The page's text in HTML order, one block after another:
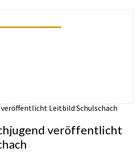
veröffentlicht Leitbild Schulschach
veröffentlicht